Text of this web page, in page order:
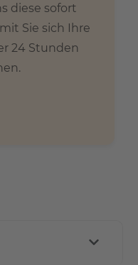
diese sofort
Sie sich Ihre
24 Stunden